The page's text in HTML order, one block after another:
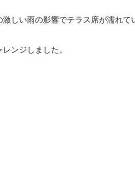
しい雨の影響でテラス席が濡れて
ンジしました。